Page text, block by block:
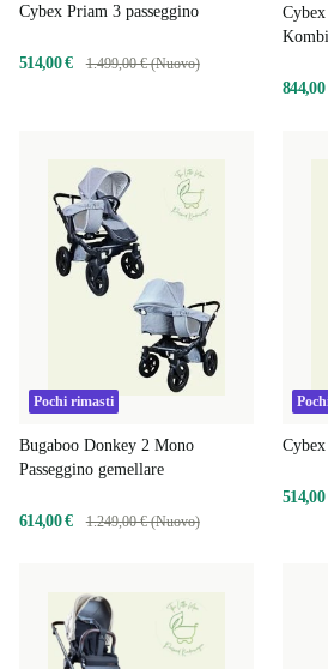
Cybex Priam 3 passeggino
514,00 € 1.499,00 € (Nuovo)
844,00
Pochi rimasti
Bugaboo Donkey 2 Mono
Passeggino gemellare
614,00 € 1.249,00 € (Nuovo)
514,00